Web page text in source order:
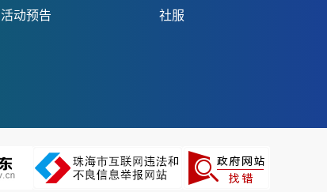
活动预告
社服